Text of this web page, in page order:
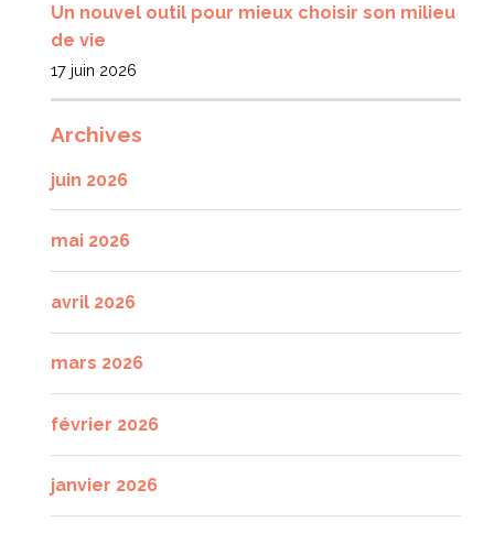
Un nouvel outil pour mieux choisir son milieu
de vie
17 juin 2026
Archives
juin 2026
mai 2026
avril 2026
mars 2026
février 2026
janvier 2026